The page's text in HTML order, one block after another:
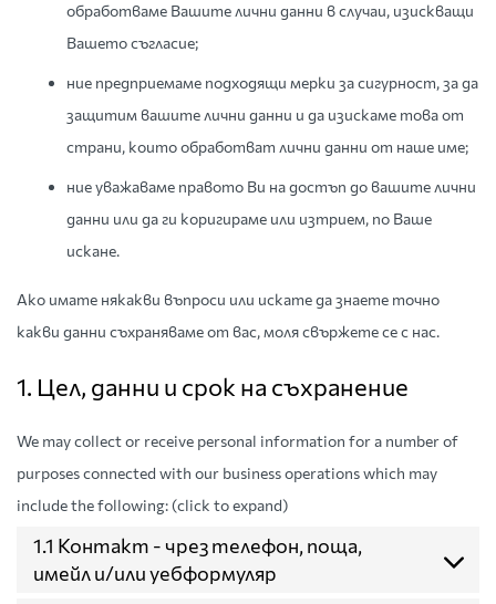
обработваме Вашите лични данни в случаи, изискващи
Вашето съгласие;
ние предприемаме подходящи мерки за сигурност, за да
защитим вашите лични данни и да изискаме това от
страни, които обработват лични данни от наше име;
ние уважаваме правото Ви на достъп до вашите лични
данни или да ги коригираме или изтрием, по Ваше
искане.
Ако имате някакви въпроси или искате да знаете точно
какви данни съхраняваме от вас, моля свържете се с нас.
1. Цел, данни и срок на съхранение
We may collect or receive personal information for a number of
purposes connected with our business operations which may
include the following: (click to expand)
1.1 Контакт - чрез телефон, поща,
имейл и/или уебформуляр